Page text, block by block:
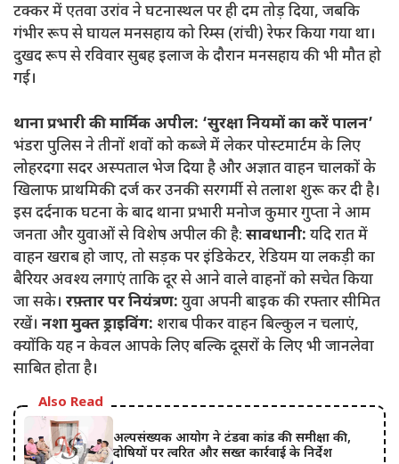
टक्कर में एतवा उरांव ने घटनास्थल पर ही दम तोड़ दिया, जबकि
गंभीर रूप से घायल मनसहाय को रिम्स (रांची) रेफर किया गया था।
दुखद रूप से रविवार सुबह इलाज के दौरान मनसहाय की भी मौत हो
गई।
थाना प्रभारी की मार्मिक अपील: ‘सुरक्षा नियमों का करें पालन’
भंडरा पुलिस ने तीनों शवों को कब्जे में लेकर पोस्टमार्टम के लिए
लोहरदगा सदर अस्पताल भेज दिया है और अज्ञात वाहन चालकों के
खिलाफ प्राथमिकी दर्ज कर उनकी सरगर्मी से तलाश शुरू कर दी है।
इस दर्दनाक घटना के बाद थाना प्रभारी मनोज कुमार गुप्ता ने आम
जनता और युवाओं से विशेष अपील की है: सावधानी: यदि रात में
वाहन खराब हो जाए, तो सड़क पर इंडिकेटर, रेडियम या लकड़ी का
बैरियर अवश्य लगाएं ताकि दूर से आने वाले वाहनों को सचेत किया
जा सके। रफ़्तार पर नियंत्रण: युवा अपनी बाइक की रफ्तार सीमित
रखें। नशा मुक्त ड्राइविंग: शराब पीकर वाहन बिल्कुल न चलाएं,
क्योंकि यह न केवल आपके लिए बल्कि दूसरों के लिए भी जानलेवा
साबित होता है।
Also Read
अल्पसंख्यक आयोग ने टंडवा कांड की समीक्षा की,
दोषियों पर त्वरित और सख्त कार्रवाई के निर्देश